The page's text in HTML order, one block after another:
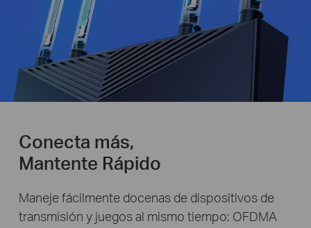
Conecta más,
Mantente Rápido
Maneje fácilmente docenas de dispositivos de
transmisión y juegos al mismo tiempo: OFDMA